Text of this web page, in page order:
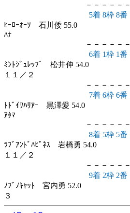
－－－－－－
5着 8枠 8番
ﾋｰﾛｰｵｰｿ 石川倭 55.0
ﾊﾅ
－－－－－－
6着 1枠 1番
ﾐﾝﾄｼﾞｭﾚｯﾌﾟ 松井伸 54.0
１１／２
－－－－－－
7着 6枠 6番
ﾄﾄﾞｲﾜﾊﾘｱｰ 黒澤愛 54.0
ｱﾀﾏ
－－－－－－
8着 5枠 5番
ﾗﾌﾞｱﾝﾄﾞﾊﾋﾟﾈｽ 岩橋勇 54.0
１１／２
－－－－－－
9着 2枠 2番
ﾉﾌﾞﾉｷｬｯﾄ 宮内勇 52.0
３